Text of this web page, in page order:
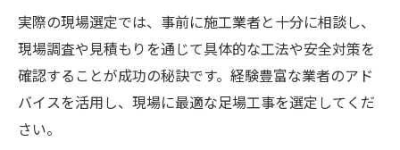
実際の現場選定では、事前に施工業者と十分に相談し、
現場調査や見積もりを通じて具体的な工法や安全対策を
確認することが成功の秘訣です。経験豊富な業者のアド
バイスを活用し、現場に最適な足場工事を選定してくだ
さい。